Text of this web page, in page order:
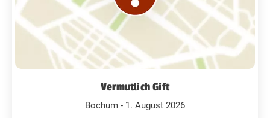
Vermutlich Gift
Bochum - 1. August 2026